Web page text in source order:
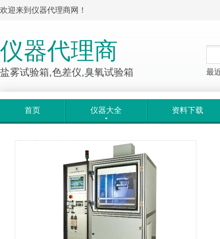
欢迎来到仪器代理商网！
仪器代理商
盐雾试验箱,色差仪,臭氧试验箱 最
首页 仪器大全 资料下载